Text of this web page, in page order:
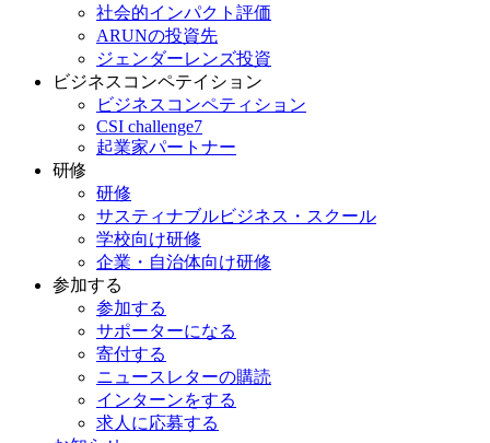
社会的インパクト評価
ARUNの投資先
ジェンダーレンズ投資
ビジネスコンペテイション
ビジネスコンペティション
CSI challenge7
起業家パートナー
研修
研修
サスティナブルビジネス・スクール
学校向け研修
企業・自治体向け研修
参加する
参加する
サポーターになる
寄付する
ニュースレターの購読
インターンをする
求人に応募する